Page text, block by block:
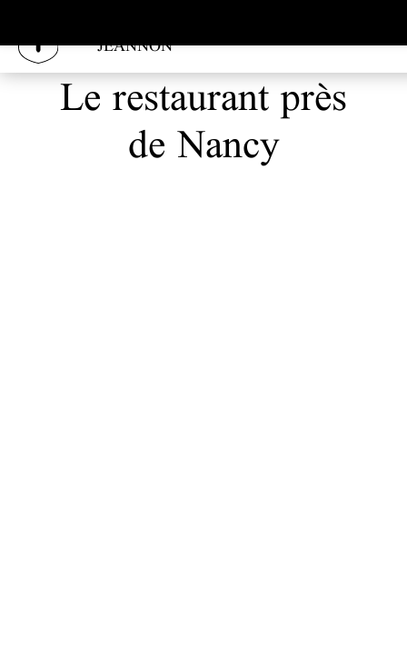
JEANNON
Le restaurant près
de Nancy